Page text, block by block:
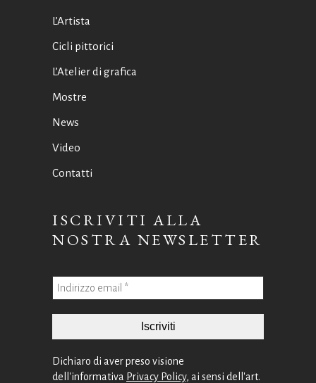
L’Artista
Cicli pittorici
L’Atelier di grafica
Mostre
News
Video
Contatti
ISCRIVITI ALLA
NOSTRA NEWSLETTER
Dichiaro di aver preso visione
dell'informativa Privacy Policy, ai sensi dell'art.